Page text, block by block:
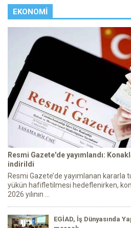
EKONOMI
Resmi Gazete'de yayımlandı:
indirildi
Resmi Gazete’de yayımlanan
yükün hafifletilmesi hedeflenirken,
2026 yılının ...
EGİAD, İş Dünyasında